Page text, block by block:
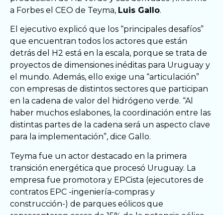
a Forbes el CEO de Teyma, Luis Gallo.
El ejecutivo explicó que los “principales desafíos”
que encuentran todos los actores que están
detrás del H2 está en la escala, porque se trata de
proyectos de dimensiones inéditas para Uruguay y
el mundo. Además, ello exige una “articulación”
con empresas de distintos sectores que participan
en la cadena de valor del hidrógeno verde. “Al
haber muchos eslabones, la coordinación entre las
distintas partes de la cadena será un aspecto clave
para la implementación”, dice Gallo.
Teyma fue un actor destacado en la primera
transición energética que procesó Uruguay. La
empresa fue promotora y EPCista (ejecutores de
contratos EPC -ingeniería-compras y
construcción-) de parques eólicos que